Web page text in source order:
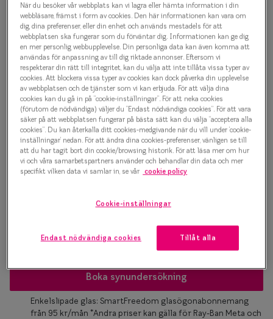
Olika
Taberg
500 kr
Välj färg:
Blå
Bågstorlek
Osäker på vilken storlek du har? Se vår Storleksguide
Boka synundersökning
Enkelslipade glas: SmartFreedom glasögonabonnemang
från 95 kr/mån *Andra priser kan gälla för Ray-Ban Meta och
När du besöker vår webbplats kan vi lagra eller hämta information i din
webbläsare, främst i form av cookies. Den här informationen kan vara om
dig, dina preferenser, eller din enhet och används mestadels för att
webbplatsen ska fungerar som du förväntar dig. Informationen kan ge dig
en mer personlig webbupplevelse. Din personliga data kan även komma att
användas för anpassning av till dig riktade annonser. Eftersom vi
respekterar din rätt till integritet, kan du välja att inte tillåta vissa typer av
cookies. Att blockera vissa typer av cookies kan dock påverka din upplevelse
av webbplatsen och de tjänster som vi kan erbjuda. För att välja dina
cookies kan du gå in på ”cookie-inställningar”. För att neka cookies
(förutom de nödvändiga) väljer du ”Endast nödvändiga cookies”. För att vara
säker på att webbplatsen fungerar på bästa sätt kan du välja ”acceptera alla
cookies”. Du kan återkalla ditt cookies-medgivande när du vill under ’cookie-
inställningar’ nedan. För att ändra dina cookies-preferenser, vänligen se till
att du har tagit bort din cookie/browsing historik. För att läsa mer om hur
vi och våra samarbetspartners använder och behandlar din data och mer
specifikt vilken data vi samlar in, se vår cookie policy
Cookie-inställningar
Endast nödvändiga cookies Tillåt alla